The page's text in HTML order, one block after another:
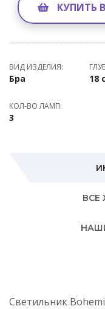
КУПИТЬ
ВИД ИЗДЕЛИЯ:
Бра 18
КОЛ-ВО ЛАМП:
3
ВСЕ
Светильник